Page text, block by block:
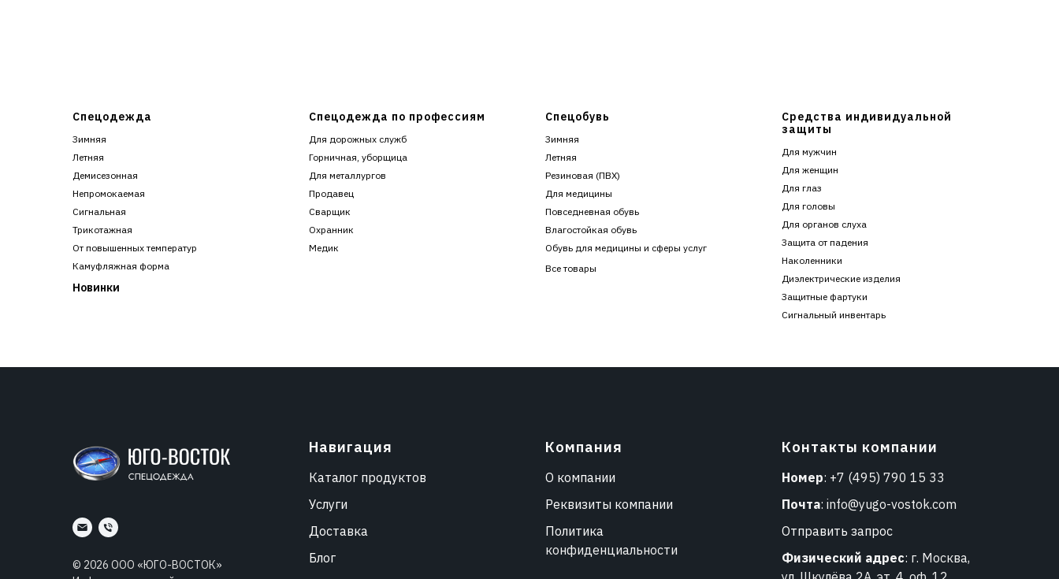
Спецодежда
Зимняя
Летняя
Демисезонная
Непромокаемая
Сигнальная
Трикотажная
От повышенных температур
Камуфляжная форма
Новинки
Спецодежда по профессиям
Для дорожных служб
Горничная, уборщица
Для металлургов
Продавец
Сварщик
Охранник
Медик
Спецобувь
Зимняя
Летняя
Резиновая (ПВХ)
Для медицины
Повседневная обувь
Влагостойкая обувь
Обувь для медицины и сферы услуг
Все товары
Средства индивидуальной
защиты
Для мужчин
Для женщин
Для глаз
Для головы
Для органов слуха
Защита от падения
Наколенники
Диэлектрические изделия
Защитные фартуки
Сигнальный инвентарь
© 2026 ООО «ЮГО-ВОСТОК»
Навигация
Каталог продуктов
Услуги
Доставка
Блог
Компания
О компании
Реквизиты компании
Политика
конфиденциальности
Контакты компании
Номер: +7 (495) 790 15 33
Почта: info@yugo-vostok.com
Отправить запрос
Физический адрес: г. Москва,